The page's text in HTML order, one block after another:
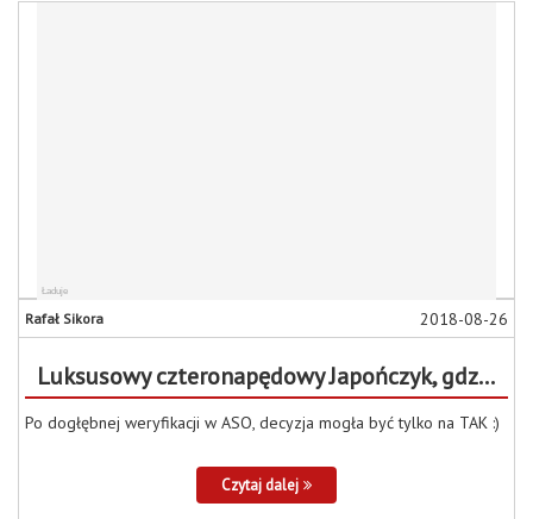
Rafał Sikora 2018-08-26
Luksusowy czteronapędowy Japończyk, gdzie pod maską mruczy 277 koni opuszcza nasz salon.
Po dogłębnej weryfikacji w ASO, decyzja mogła być tylko na TAK :)
Czytaj dalej